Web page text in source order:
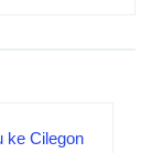
ke Cilegon